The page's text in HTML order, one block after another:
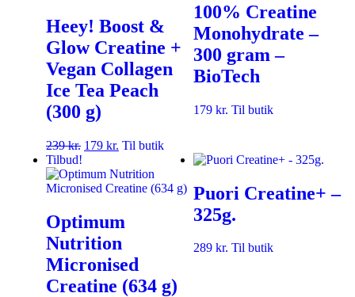
Heey! Boost &
Glow Creatine +
Vegan Collagen
Ice Tea Peach
(300 g)
239kr. 179 kr. Til butik
100% Creatine
Monohydrate –
300 gram –
BioTech
179 kr. Til butik
Tilbud!
Optimum
Nutrition
Micronised
Creatine (634 g)
Puori Creatine+ –
325g.
289 kr. Til butik